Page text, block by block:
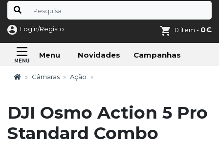
Login/Registo 0 item - 0€
Menu Novidades Campanhas
Câmaras Ação
DJI Osmo Action 5 Pro
Standard Combo